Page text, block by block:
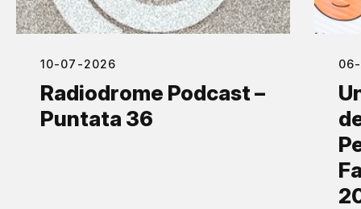
10-07-2026
Radiodrome Podcast –
Puntata 36